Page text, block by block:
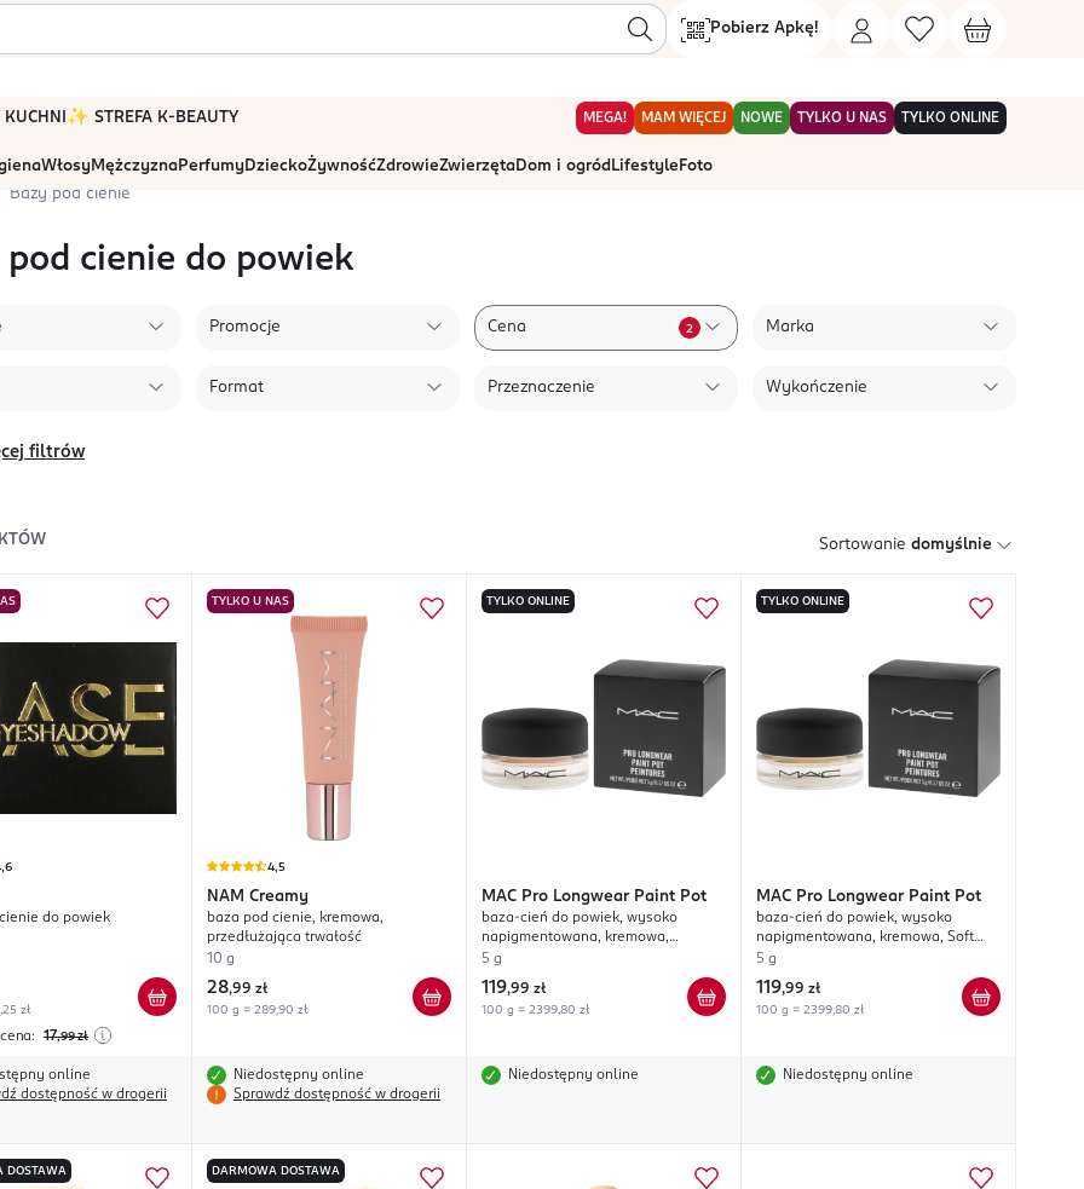
Pobierz Apkę!
KUCHNI ✨ STREFA K-BEAUTY MEGA! MAM WIĘCEJ NOWE TYLKO U NAS TYLKO ONLINE
WłosyMężczyznaPerfumyDzieckoŻywnośćZdrowieZwierzętaDom i ogród Lifestyle Foto
Bazy pod cienie
pod cienie do powiek
Promocje Cena 2 Marka
Format Przeznaczenie Wykończenie
filtrów
Sortowanie domyślnie
do powiek
zł
17,99 zł
online
dostępność w drogerii
TYLKO U NAS
4,5
NAM Creamy
baza pod cienie, kremowa,
przedłużająca trwałość
10 g
28,99 zł
100 g = 289,90 zł
Niedostępny online
Sprawdź dostępność w drogerii
TYLKO ONLINE
MAC Pro Longwear Paint Pot
baza-cień do powiek, wysoko
napigmentowana, kremowa,
Painterly
5 g
119,99 zł
100 g = 2399,80 zł
Niedostępny online
TYLKO ONLINE
MAC Pro Longwear Paint Pot
baza-cień do powiek, wysoko
napigmentowana, kremowa, Soft
Ochre
5 g
119,99 zł
100 g = 2399,80 zł
Niedostępny online
DOSTAWA DARMOWA DOSTAWA